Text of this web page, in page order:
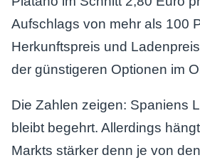
Aufschlags von mehr als 100
Herkunftspreis und
der günstigeren Optionen im
Die Zahlen zeigen: Spaniens
bleibt begehrt. Allerdings
Markts stärker denn je von